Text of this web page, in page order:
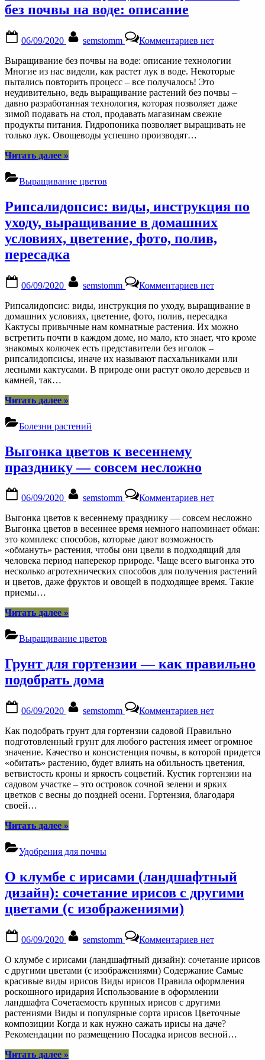
без почвы на воде: описание
on
06/09/2020 semstomm Комментариевзаписи
выращивания
растений
без
почвы
на
воде:
описание
нет
Выращивание без почвы на воде: описание технологии
Многие из нас видели, как растет лук в воде. Некоторые
пытались повторить процесс – все получалось! Это
неудивительно, ведь выращивание растений без почвы –
давно разработанная технология, которая позволяет даже
зимой подавать на стол, продавать магазинам свежие
продукты питания. Гидропоника позволяет выращивать не
только лук. Овощеводы успешно производят…
Читать далее“Технология
без
на
воде:
описание”
»
Выращивание цветов
Рипсалидопсис: виды, инструкция по
уходу, выращивание в домашних
условиях, цветение, фото, полив,
пересадка
on
06/09/2020 semstomm Комментариевзаписи
виды,
инструкция
по
уходу,
выращивание
в
домашних
нет
Рипсалидопсис: виды, инструкция по уходу, выращивание в
домашних условиях, цветение, фото, полив, пересадка
Кактусы привычные нам комнатные растения. Их можно
встретить почти в каждом доме, но мало, кто знает, что кроме
знакомых колючек есть представители без иголок –
рипсалидопсисы, иначе их называют пасхальниками или
лесными кактусами. В природе они растут около деревьев и
камней, так…
Читать далее“Рипсалидопсис:
инструкция
по
выращивание
в
домашних
цветение,
полив,
пересадка”
»
Болезни растений
Выгонка цветов к весеннему
празднику — совсем несложно
on
06/09/2020 semstomm Комментариевзаписи
цветов
к
весеннему
празднику
—
совсем
несложно
нет
Выгонка цветов к весеннему празднику — совсем несложно
Выгонка цветов в весеннее время немного напоминает обман:
это комплекс способов, которые дают возможность
«обмануть» растения, чтобы они цвели в подходящий для
человека период наперекор природе. Чаще всего выгонка это
несколько агротехнических способов для получения растений
и цветов, даже фруктов и овощей в подходящее время. Такие
приемы…
Читать далее“Выгонка
весеннему
—
совсем
несложно”
»
Выращивание цветов
Грунт для гортензии — как правильно
подобрать дома
on
06/09/2020 semstomm Комментариевзаписи
для
гортензии
—
как
правильно
подобрать
дома
нет
Как подобрать грунт для гортензии садовой Правильно
подготовленный грунт для любого растения имеет огромное
значение. Качество и консистенция почвы, в которой придется
«обитать» растению, будет влиять на обильность цветения,
ветвистость кроны и яркость соцветий. Кустик гортензии на
садовом участке – это островок сочной зелени и ярких
цветков с весны до поздней осени. Гортензия, благодаря
своей…
Читать далее“Грунт
—
правильно
подобрать
дома”
»
Удобрения для почвы
О клумбе с ирисами (ландшафтный
дизайн): сочетание ирисов с другими
цветами (с изображениями)
on
06/09/2020 semstomm Комментариевзаписи
клумбе
с
ирисами
(ландшафтный
дизайн):
сочетание
ирисов
с
нет
О клумбе с ирисами (ландшафтный дизайн): сочетание ирисов
с другими цветами (с изображениями) Содержание Самые
красивые виды ирисов Виды ирисов Правила оформления
роскошного иридария Использование в оформлении
ландшафта Сочетаемость крупных ирисов с другими
растениями Виды и популярные сорта ирисов Цветочные
композиции Когда и как нужно сажать ирисы на даче?
Рекомендации по размещению Посадка ирисов весной…
Читать далее“О
»